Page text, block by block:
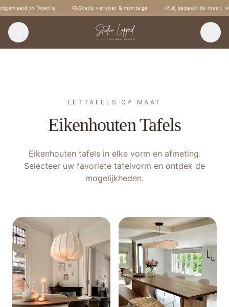
in Twente Gratis vervoer & montage Jij bepaalt de maat, wij
EETTAFELS OP MAAT
Eikenhouten Tafels
Eikenhouten tafels in elke vorm en afmeting.
Selecteer uw favoriete tafelvorm en ontdek de
mogelijkheden.